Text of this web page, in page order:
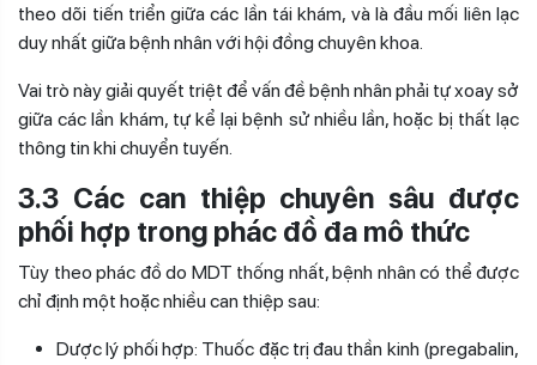
theo dõi tiến triển giữa các lần tái khám, và là đầu mối liên lạc
duy nhất giữa bệnh nhân với hội đồng chuyên khoa.
Vai trò này giải quyết triệt để vấn đề bệnh nhân phải tự xoay sở
giữa các lần khám, tự kể lại bệnh sử nhiều lần, hoặc bị thất lạc
thông tin khi chuyển tuyến.
3.3 Các can thiệp chuyên sâu được
phối hợp trong phác đồ đa mô thức
Tùy theo phác đồ do MDT thống nhất, bệnh nhân có thể được
chỉ định một hoặc nhiều can thiệp sau:
Dược lý phối hợp: Thuốc đặc trị đau thần kinh (pregabalin,